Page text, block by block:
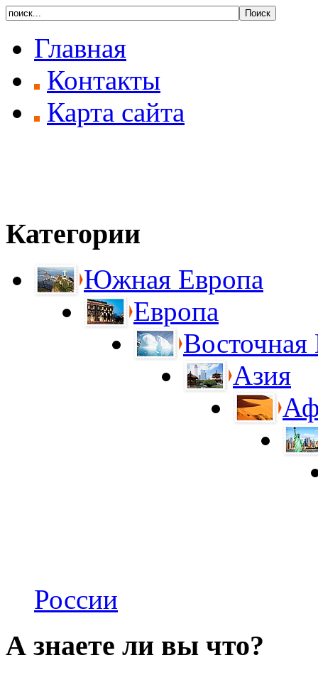
Главная
Контакты
Карта сайта
Категории
Южная Европа
Европа
Восточная
Азия
России
А знаете ли вы что?